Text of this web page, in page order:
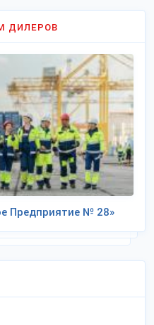
ДИЛЕРОВ
Предприятие № 28»